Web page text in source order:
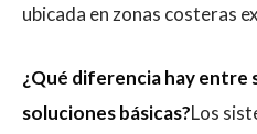
ubicada en zonas costeras
¿Qué diferencia hay entre
soluciones básicas?Los